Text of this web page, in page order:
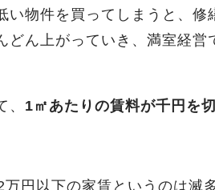
い物件を買ってしまうと、修
どん上がっていき、満室経営
1㎡あたりの賃料が千円を
円以下の家賃というのは滅